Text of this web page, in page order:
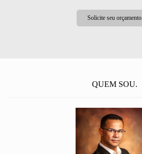
Solicite seu orçamento
QUEM SOU.